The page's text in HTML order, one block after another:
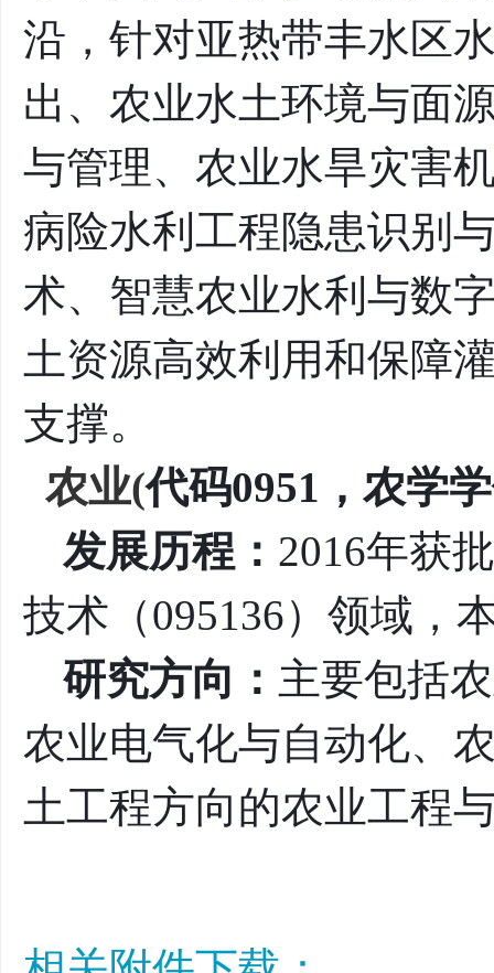
沿，针对亚热带丰水区
出、农业水土环境与面
与管理、农业水旱灾害
病险水利工程隐患识别
术、智慧农业水利与数
土资源高效利用和保障
支撑。
农业(代码0951 ， 农学
发展历程： 2016年获
技术（095136）领域，
研究方向： 主要包括
农业电气化与自动化、
土工程方向的农业工程